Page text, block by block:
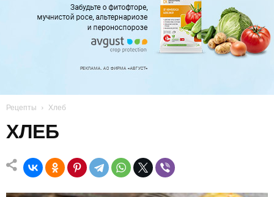
Рецепты Хлеб
ХЛЕБ